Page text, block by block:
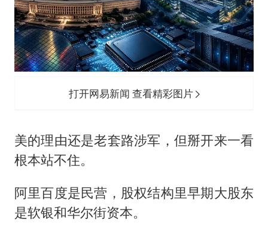
打开网易新闻 查看精彩图片
美的理由还是老套路涉军，但掰开来一看
根本站不住。
阿里百度是民营，股权结构里早期大股东
是软银和华尔街资本。